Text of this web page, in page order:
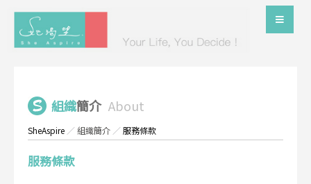
組織簡介 About
SheAspire ／組織簡介 ／服務條款
服務條款